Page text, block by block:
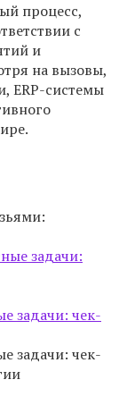
процесс,
с
и
на вызовы,
ERP-системы
задачи: чек-
задачи: чек-